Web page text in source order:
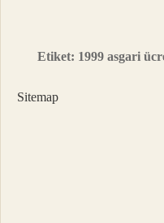
Etiket: 1999 asgari
Sitemap